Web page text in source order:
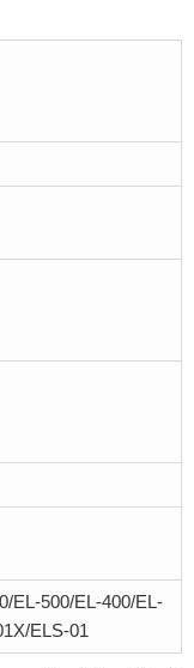
EL-500/EL-400/EL-
ELS-01